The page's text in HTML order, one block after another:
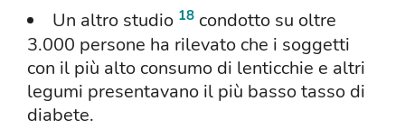
Un altro studio 18 condotto su oltre
3.000 persone ha rilevato che i soggetti
con il più alto consumo di lenticchie e altri
legumi presentavano il più basso tasso di
diabete.